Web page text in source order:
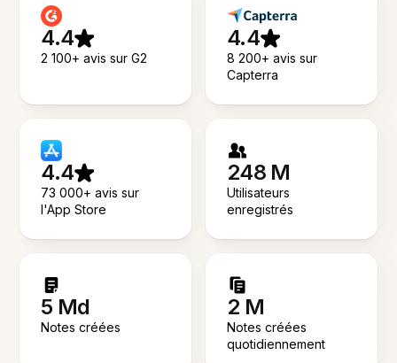
4.4
2 100+ avis sur G2
4.4
8 200+ avis sur
Capterra
4.4
73 000+ avis sur
l'App Store
248 M
Utilisateurs
enregistrés
5 Md
Notes créées
2 M
Notes créées
quotidiennement